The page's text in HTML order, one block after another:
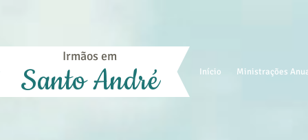
Início Ministrações
Irmãos em
Santo André